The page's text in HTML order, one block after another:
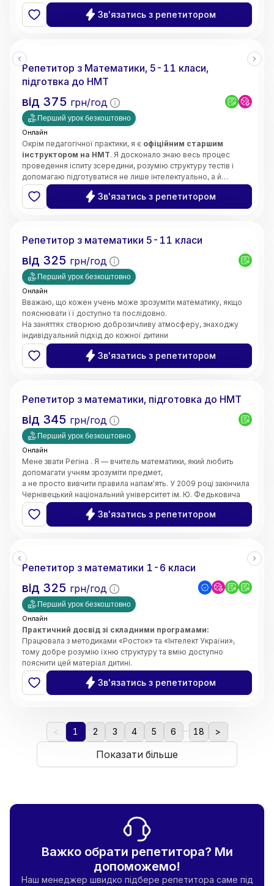
• Чітке та доступне пояснення складних тем
• Системний та структурований підхід до навчання
• Індивідуальний підхід до кожного учня
дошки)
• Орієнтація на результат і прогрес учнів
Зв'язатись з репетитором
Репетитор з Математики, 5-11 класи,
підготвка до НМТ
від 375 грн/год
Перший урок безкоштовно
Онлайн
Окрім педагогічної практики, я є офіційним старшим
інструктором на НМТ. Я досконало знаю весь процес
проведення іспиту зсередини, розумію структуру тестів і
допомагаю підготуватися не лише інтелектуально, а й
психологічно — без страху та паніки.
Щиро люблю свій предмет і люблю своїх учнів. Моє головне
завдання —
зробити все важке, складне та страшне в
математиці легким, простим і зрозумілим для вашої
роками системою:
Приклади(наочний розбір) ➡️
(до
повної впевненості учня).
Зв'язатись з репетитором
Репетитор з математики 5-11 класи
від 325 грн/год
Перший урок безкоштовно
Онлайн
Вважаю, що кожен учень може зрозуміти математику, якщо
пояснювати її доступно та послідовно.
На заняттях створюю доброзичливу атмосферу, знаходжу
індивідуальний підхід до кожної дитини
та пояснюю навіть складні теми простими словами. Моє
завдання — не лише допомогти отримати високі оцінки,
а й сформувати логічне мислення, впевненість у власних
математики в закладі загальної середньої освіти.
учнями. Працюю з учнями 5–11 класів,
допомагаю покращити знання, ліквідувати прогалини,
підготуватися до контрольних робіт та інших видів
оцінювання.
Зв'язатись з репетитором
Репетитор з математики, підготовка до НМТ
від 345 грн/год
Перший урок безкоштовно
Онлайн
Мене звати Регіна . Я — вчитель математики, який любить
допомагати учням зрозуміти предмет,
а не просто вивчити правила напам'ять. У 2009 році закінчила
Чернівецький національний університет ім. Ю. Федьковича
та 2020 Університет менеджменту освіти м. Київ здобула
рівень магістра за спеціальністю вчитель - дефектолог.
Маю досвід викладання вже 10 років
Зв'язатись з репетитором
Репетитор з математики 1-6 класи
від 325 грн/год
Перший урок безкоштовно
Онлайн
Практичний досвід зі складними програмами:
Працювала з методиками «Росток» та «Інтелект України»,
тому добре розумію їхню структуру та вмію доступно
пояснити цей матеріал дитині.
Системність та організація:
ступеню з менеджменту, я чітко планую кожен урок, стежу за
прогресом учня та ефективно розподіляю час на занятті.
виснажливим.
Комфортна атмосфера:
Створюю середовище, де дитина
не боїться ставити запитання чи помилятися. Вірю, що
Зв'язатись з репетитором
< 1 2 3 4 5 6 ... 18 >
Показати більше
Важко обрати репетитора? Ми
допоможемо!
Наш менеджер швидко підбере репетитора саме під